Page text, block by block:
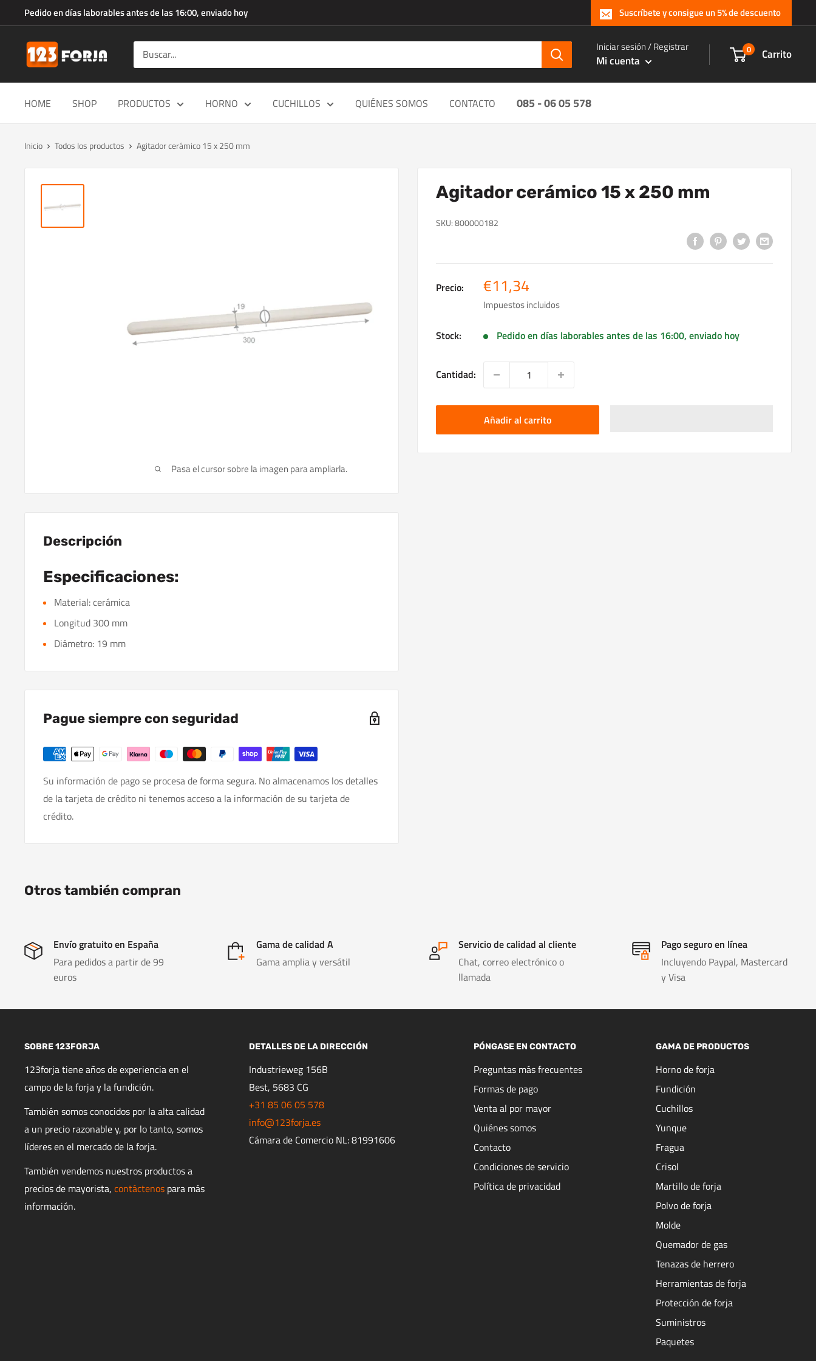
directamente
contenido
Pedido en días laborables antes de las 16:00, enviado hoy Suscríbete y consigue un 5% de descuento
123forja.es Iniciar sesión / Registrar
Mi cuenta
0 Carrito
HOME SHOP PRODUCTOS HORNO CUCHILLOS QUIÉNES SOMOS CONTACTO 085 - 06 05 578
Inicio Todos los productos Agitador cerámico 15 x 250 mm
Pasa el cursor sobre la imagen para ampliarla.
Agitador cerámico 15 x 250 mm
SKU:800000182
Precio: Precio
de
venta
€11,34
Impuestos incluidos
Stock: Pedido en días laborables antes de las 16:00, enviado hoy
Cantidad:
Añadir al carrito
Descripción
Especificaciones:
Material: cerámica
Longitud 300 mm
Diámetro: 19 mm
Pague siempre con seguridad
Su información de pago se procesa de forma segura. No almacenamos los detalles
de la tarjeta de crédito ni tenemos acceso a la información de su tarjeta de
crédito.
Otros también compran
Envío gratuito en España
Para pedidos a partir de 99
euros
Gama de calidad A
Gama amplia y versátil
Servicio de calidad al cliente
Chat, correo electrónico o
llamada
Pago seguro en línea
Incluyendo Paypal, Mastercard
y Visa
SOBRE 123FORJA
123forja tiene años de experiencia en el
campo de la forja y la fundición.
También somos conocidos por la alta calidad
a un precio razonable y, por lo tanto, somos
líderes en el mercado de la forja.
También vendemos nuestros productos a
precios de mayorista, contáctenos para más
información.
DETALLES DE LA DIRECCIÓN
Industrieweg 156B
Best, 5683 CG
+31 85 06 05 578
info@123forja.es
Cámara de Comercio NL: 81991606
PÓNGASE EN CONTACTO
Preguntas más frecuentes
Formas de pago
Venta al por mayor
Quiénes somos
Contacto
Condiciones de servicio
Política de privacidad
GAMA DE PRODUCTOS
Horno de forja
Fundición
Cuchillos
Yunque
Fragua
Crisol
Martillo de forja
Polvo de forja
Molde
Quemador de gas
Tenazas de herrero
Herramientas de forja
Protección de forja
Suministros
Paquetes